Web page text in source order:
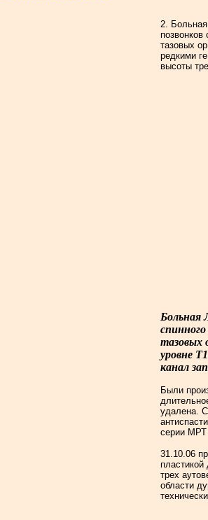
2.
тазовых
редкими
высоты
Больная
тазовых
уровне
канал
Были
удалена.
серии МРТ
31.10.06
пластикой
трех
области